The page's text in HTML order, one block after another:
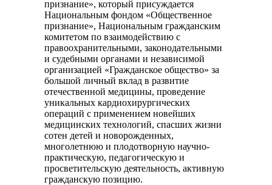
признание», который присуждается
Национальным фондом «Общественное
признание», Национальным гражданским
комитетом по взаимодействию с
правоохранительными, законодательными
и судебными органами и независимой
организацией «Гражданское общество» за
большой личный вклад в развитие
отечественной медицины, проведение
уникальных кардиохирургических
операций с применением новейших
медицинских технологий, спасших жизни
сотен детей и новорожденных,
многолетнюю и плодотворную научно-
практическую, педагогическую и
просветительскую деятельность, активную
гражданскую позицию.